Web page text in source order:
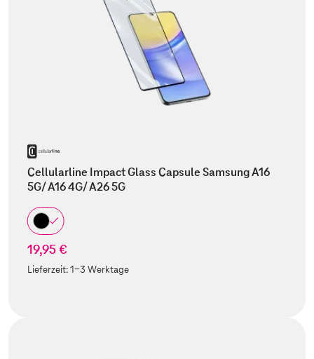
Cellularline Impact Glass Capsule Samsung A16
5G/ A16 4G/ A26 5G
19,95 €
Lieferzeit:1-3 Werktage